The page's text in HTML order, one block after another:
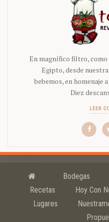
En magnífico filtro, como
Egipto, desde
bebemos, en homenaje
Diez
LEER
Bodegas
Recetas
Hoy Con
Lugares